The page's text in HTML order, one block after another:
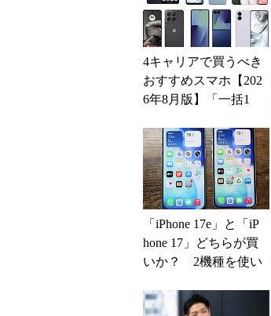
4キャリアで買うべき
おすすめスマホ【202
6年8月版】「一括1
得なiPhone／...
「iPhone 17e」と「iP
hone 17」どちらが買
いか？ 2機種を使い
ッ...